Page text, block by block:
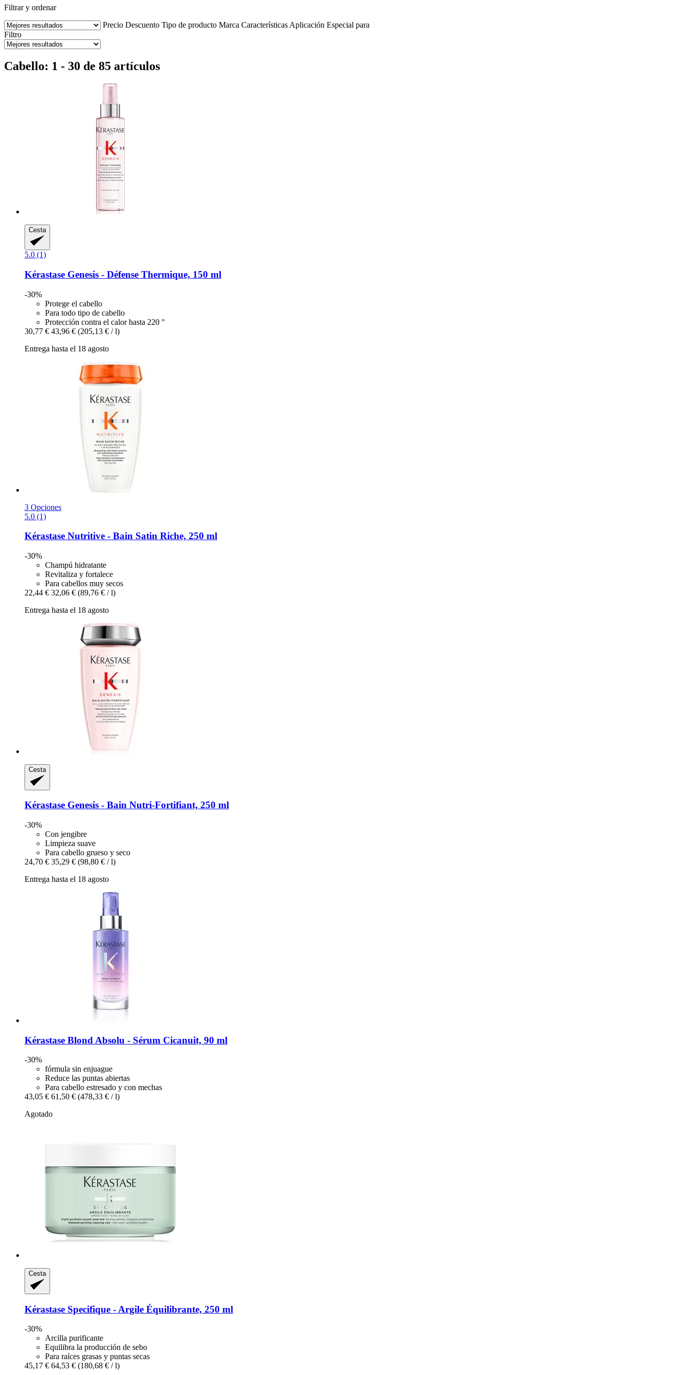
Filtrar y ordenar
Precio Descuento Tipo de producto Marca Características Aplicación Especial para
Filtro
Cabello: 1 - 30 de 85 artículos
Cesta
5.0 (1)
Kérastase Genesis -​ Défense Thermique, 150 ml
-30%
Protege el cabello
Para todo tipo de cabello
Protección contra el calor hasta 220 °
30,77 € 43,96 € (205,13 € / l)
Entrega hasta el 18 agosto
3 Opciones
5.0 (1)
Kérastase Nutritive -​ Bain Satin Riche, 250 ml
-30%
Champú hidratante
Revitaliza y fortalece
Para cabellos muy secos
22,44 € 32,06 € (89,76 € / l)
Entrega hasta el 18 agosto
Cesta
Kérastase Genesis -​ Bain Nutri-​Fortifiant, 250 ml
-30%
Con jengibre
Limpieza suave
Para cabello grueso y seco
24,70 € 35,29 € (98,80 € / l)
Entrega hasta el 18 agosto
Kérastase Blond Absolu -​ Sérum Cicanuit, 90 ml
-30%
fórmula sin enjuague
Reduce las puntas abiertas
Para cabello estresado y con mechas
43,05 € 61,50 € (478,33 € / l)
Agotado
Cesta
Kérastase Specifique -​ Argile Équilibrante, 250 ml
-30%
Arcilla purificante
Equilibra la producción de sebo
Para raíces grasas y puntas secas
45,17 € 64,53 € (180,68 € / l)